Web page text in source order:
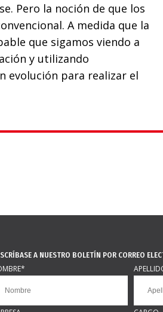
Pero la noción de que los
A medida que la
que sigamos viendo a
y utilizando
evolución para realizar el
A NUESTRO BOLETÍN POR CORREO
*